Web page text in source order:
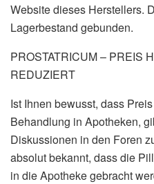
Website dieses Herstellers.
Lagerbestand gebunden.
PROSTATRICUM – PREIS
REDUZIERT
Ist Ihnen bewusst, dass
Behandlung in Apotheken,
Diskussionen in den Foren
absolut bekannt, dass die
in die Apotheke gebracht